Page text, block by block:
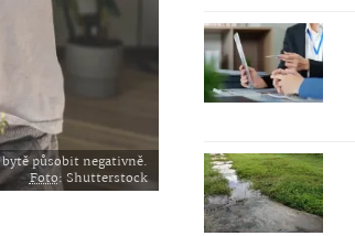
působit negativně.
Foto: Shutterstock